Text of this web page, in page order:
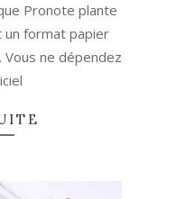
Pronote plante
un format papier
ne dépendez